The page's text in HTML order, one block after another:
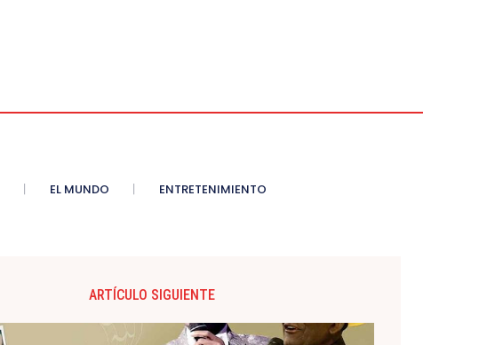
EL MUNDO ENTRETENIMIENTO
ARTÍCULO SIGUIENTE